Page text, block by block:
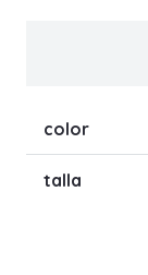
color
talla